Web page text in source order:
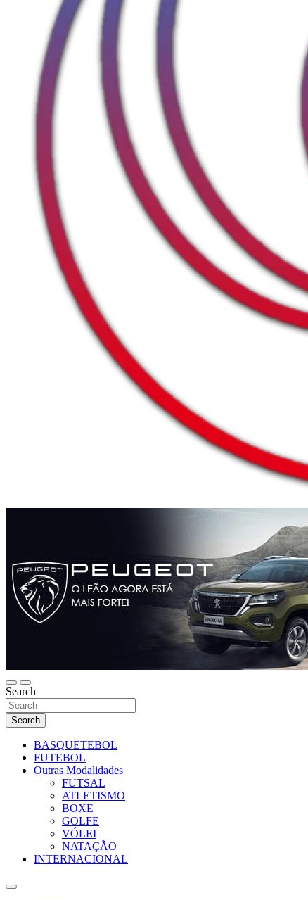
Search
Search
BASQUETEBOL
FUTEBOL
Outras Modalidades
FUTSAL
ATLETISMO
BOXE
GOLFE
VÓLEI
NATAÇÃO
INTERNACIONAL